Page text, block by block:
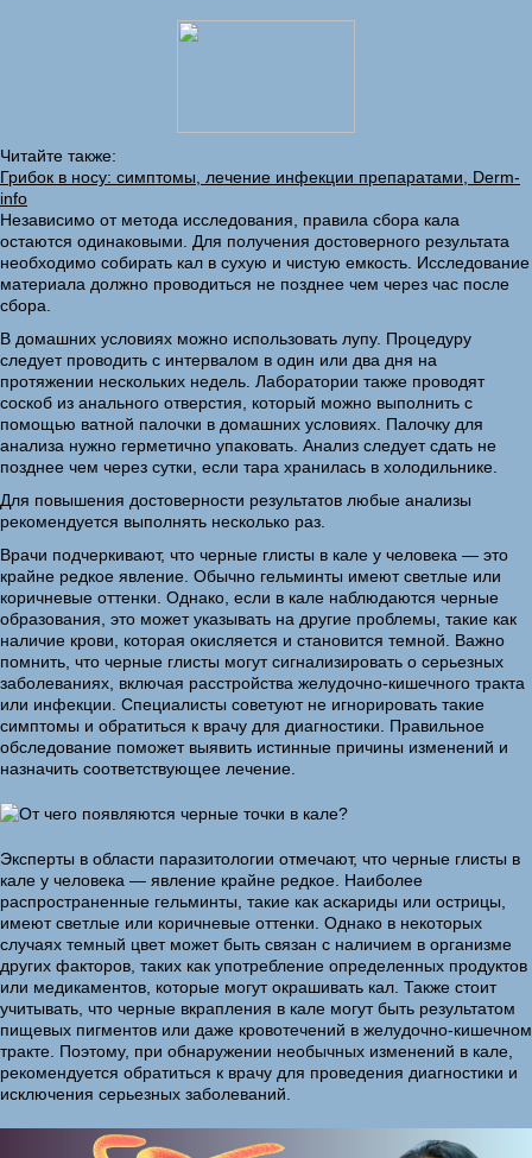
Читайте также:
Грибок в носу: симптомы, лечение инфекции препаратами, Derm-
info
Независимо от метода исследования, правила сбора кала
остаются одинаковыми. Для получения достоверного результата
необходимо собирать кал в сухую и чистую емкость. Исследование
материала должно проводиться не позднее чем через час после
сбора.
В домашних условиях можно использовать лупу. Процедуру
следует проводить с интервалом в один или два дня на
протяжении нескольких недель. Лаборатории также проводят
соскоб из анального отверстия, который можно выполнить с
помощью ватной палочки в домашних условиях. Палочку для
анализа нужно герметично упаковать. Анализ следует сдать не
позднее чем через сутки, если тара хранилась в холодильнике.
Для повышения достоверности результатов любые анализы
рекомендуется выполнять несколько раз.
Врачи подчеркивают, что черные глисты в кале у человека — это
крайне редкое явление. Обычно гельминты имеют светлые или
коричневые оттенки. Однако, если в кале наблюдаются черные
образования, это может указывать на другие проблемы, такие как
наличие крови, которая окисляется и становится темной. Важно
помнить, что черные глисты могут сигнализировать о серьезных
заболеваниях, включая расстройства желудочно-кишечного тракта
или инфекции. Специалисты советуют не игнорировать такие
симптомы и обратиться к врачу для диагностики. Правильное
обследование поможет выявить истинные причины изменений и
назначить соответствующее лечение.
Эксперты в области паразитологии отмечают, что черные глисты в
кале у человека — явление крайне редкое. Наиболее
распространенные гельминты, такие как аскариды или острицы,
имеют светлые или коричневые оттенки. Однако в некоторых
случаях темный цвет может быть связан с наличием в организме
других факторов, таких как употребление определенных продуктов
или медикаментов, которые могут окрашивать кал. Также стоит
учитывать, что черные вкрапления в кале могут быть результатом
пищевых пигментов или даже кровотечений в желудочно-кишечном
тракте. Поэтому, при обнаружении необычных изменений в кале,
рекомендуется обратиться к врачу для проведения диагностики и
исключения серьезных заболеваний.